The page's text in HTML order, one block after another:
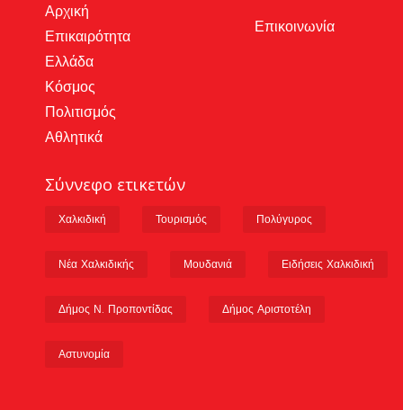
Αρχική
Επικαιρότητα
Ελλάδα
Κόσμος
Πολιτισμός
Αθλητικά
Επικοινωνία
Σύννεφο ετικετών
Χαλκιδική Τουρισμός Πολύγυρος
Νέα Χαλκιδικής Μουδανιά Ειδήσεις Χαλκιδική
Δήμος Ν. Προποντίδας Δήμος Αριστοτέλη
Αστυνομία